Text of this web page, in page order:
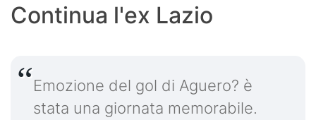
Continua l'ex Lazio
Emozione del gol di Aguero? è
stata una giornata memorabile.